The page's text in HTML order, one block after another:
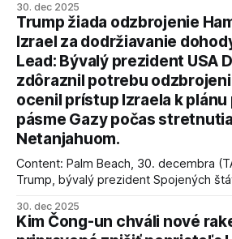
30. dec 2025
Trump žiada odzbrojenie
Izrael za dodržiavanie
Lead: Bývalý prezident USA
zdôraznil potrebu
ocenil prístup Izraela k plánu
pásme Gazy počas
Netanjahuom.
Content: Palm Beach, 30. decembra
Trump, bývalý prezident Spojených
kľúčové pre úspešné dosiahnutie
AFP informuje, že Trump vyjadril
30. dec 2025
Kim Čong-un chváli nové